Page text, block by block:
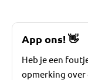
App ons!👋
Heb je een
opmerking over